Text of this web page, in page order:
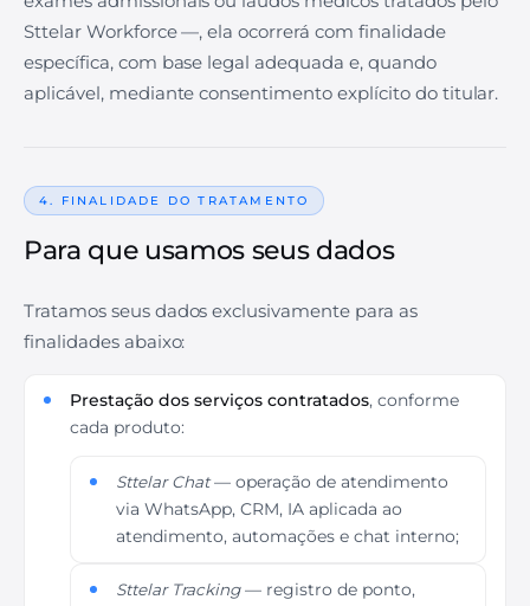
Sttelar Workforce —, ela ocorrerá com finalidade
específica, com base legal adequada e, quando
aplicável, mediante consentimento explícito do titular.
4. FINALIDADE DO TRATAMENTO
Para que usamos seus dados
Tratamos seus dados exclusivamente para as
finalidades abaixo:
Prestação dos serviços contratados, conforme
cada produto:
Sttelar Chat— operação de atendimento
via WhatsApp, CRM, IA aplicada ao
atendimento, automações e chat interno;
Sttelar Tracking— registro de ponto,